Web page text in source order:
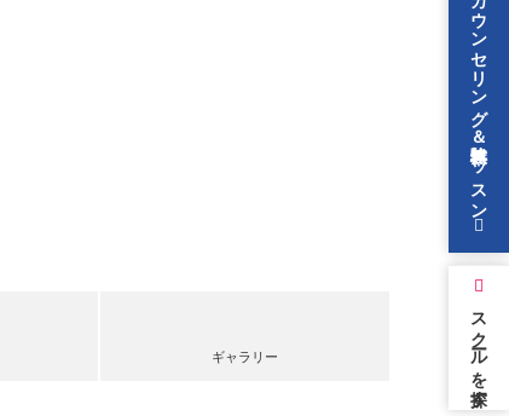
カウンセリング＆無料体験レッスン
スクールを探す
ギャラリー